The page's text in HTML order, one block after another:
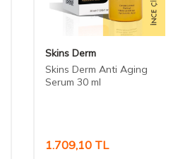
Skins Derm
Skins Derm Anti Aging
Serum 30 ml
1.709,10 TL